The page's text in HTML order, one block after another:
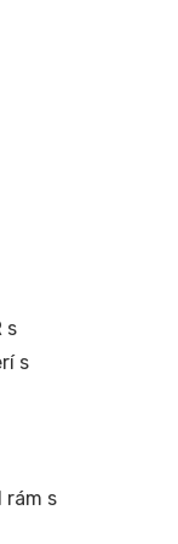
s
s
rám s